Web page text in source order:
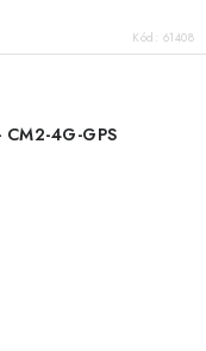
Kód: 61408
4G-GPS